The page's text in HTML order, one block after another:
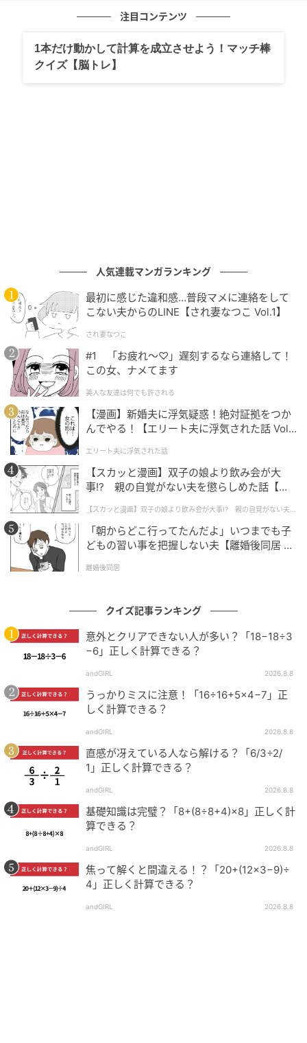
注目コンテンツ
1本だけ動かして計算を成立させよう！マッチ棒
クイズ【脳トレ】
人気連載マンガランキング
最初に感じた違和感…普段マメに連絡をして
こない夫からのLINE【され妻なつこ Vol.1】
され妻なつこ
#1 「お疲れ〜♡」遅刻するなら連絡して！
この女、ナメてます
美人な友達は何でも許される
【漫画】新婚夫に浮気疑惑！絶対証拠をつか
んでやる！【エリート夫に浮気された話 Vol.
エリート夫に浮気された話
【スカッと漫画】双子の娘より飲み会が大
事!? 親の自覚がない夫を懲らしめた話【第1
【スカッと漫画】双子の娘より飲み会が大事!? 親の自覚がない夫を
懲らしめた話
「朝からどこ行ってたんだよ」いつまでも子
どもの習い事を把握しない夫【離婚後同居 Vo
離婚後同居
クイズ記事ランキング
意外とクリアできない人が多い？「18−18÷3
−6」正しく計算できる？
andGIRL 2026.8.8
うっかりミスに注意！「16÷16+5×4−7」正
しく計算できる？
andGIRL 2026.8.8
直感が冴えている人なら解ける？「6/3÷2/
1」正しく計算できる？
andGIRL 2026.8.8
基礎知識は完璧？「8+(8÷8+4)×8」正しく計
算できる？
andGIRL 2026.8.8
焦って解くと間違える！？「20+(12×3−9)÷
4」正しく計算できる？
andGIRL 2026.8.8